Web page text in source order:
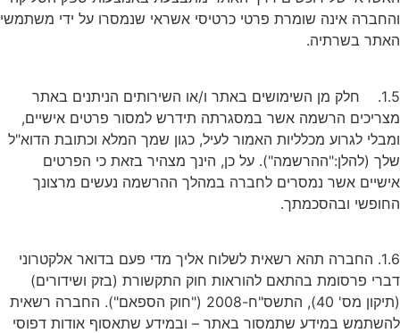
אינה שומרת פרטי כרטיסי אשראי שנמסרו על ידי משתמשי
בשרתיה.
1.5. חלק מן השימושים באתר ו/או השירותים הניתנים באתר
הרשמה אשר במסגרתה תידרש למסור פרטים אישיים,
לגרוע מכלליות האמור לעיל, כגון שמך המלא וכתובת הדוא"ל
(להלן:"ההרשמה"). על כן, הינך מצהיר בזאת כי הפרטים
אשר נמסרים לחברה במהלך ההרשמה נעשים מרצונך
ובהסכמתך.
1.6. החברה תהא רשאית לשלוח אליך מדי פעם בדואר אלקטרוני
פרסומת בהתאם להוראות חוק התקשורת (בזק ושידורים)
(תיקון מס' 40), התשס"ח-2008 ("חוק הספאם"). החברה רשאית
במידע שתמסור באתר – ובמידע שתאסוף אודות דפוסי